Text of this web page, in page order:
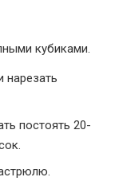
кубиками.
нарезать
постоять 20-